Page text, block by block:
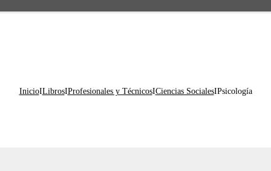
InicioILibrosIProfesionales y TécnicosICiencias SocialesIPsicología